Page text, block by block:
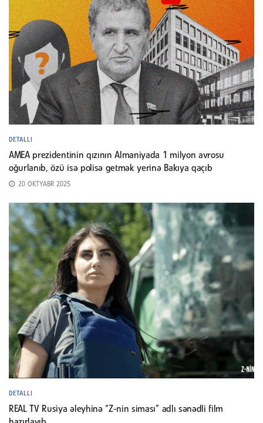
DETALLI
AMEA prezidentinin qızının Almaniyada 1 milyon avrosu
oğurlanıb, özü isə polisə getmək yerinə Bakıya qaçıb
20 OKTYABR 2025
DETALLI
REAL TV Rusiya əleyhinə “Z-nin siması” adlı sənədli film